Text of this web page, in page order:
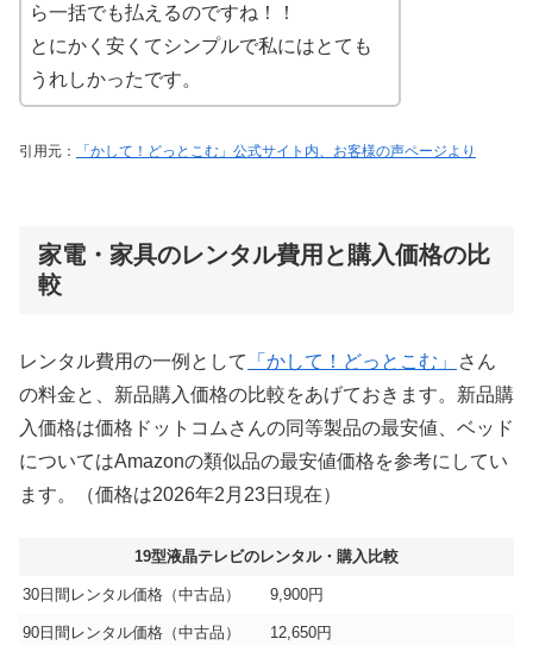
ら一括でも払えるのですね！！
とにかく安くてシンプルで私にはとても
うれしかったです。
引用元： 「かして！どっとこむ」公式サイト内、お客様の声ページより
家電・家具のレンタル費用と購入価格の比
較
レンタル費用の一例として 「かして！どっとこむ」
さん
の料金と、新品購入価格の比較をあげておきます。新品購
入価格は価格ドットコムさんの同等製品の最安値、ベッド
についてはAmazonの類似品の最安値価格を参考にしてい
ます。（価格は2026年2月23日現在）
19型液晶テレビのレンタル・購入比較
30日間レンタル価格（中古品） 9,900円
90日間レンタル価格（中古品） 12,650円